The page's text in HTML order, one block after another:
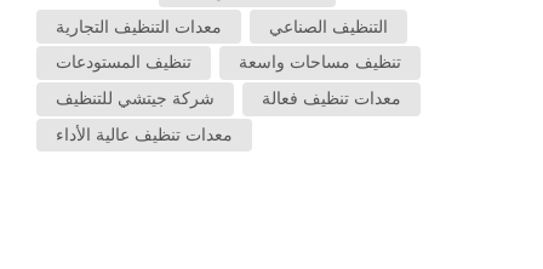
بمساحات أرضية واسعة حيث يكون الكنس اليدوي عملية
تستغرق وقتاً طويلاً وتتطلب جهداً كبيراً. الآلة تنظيف الأرضيات
واسعة النطاق JieChi BA850BTيقدم حلاً مثالياً لجميع هذه
التحديات. المزايا الأساسية لجهاز JieChi BA850BT مسار
تنظيف عريض للغاية 850 ممبفضل قرص الفرشاة الكبير جدًا،
معدات التنظيف التجارية
التنظيف الصناعي
تنظيف المستودعات
تنظيف مساحات واسعة
شركة جيتشي للتنظيف
معدات تنظيف فعالة
معدات تنظيف عالية الأداء